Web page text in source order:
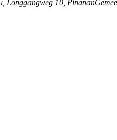
Longgangweg 10,